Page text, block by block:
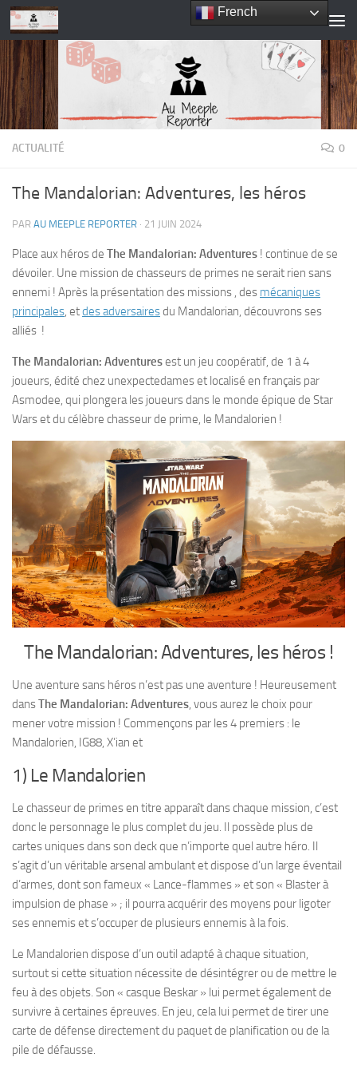
Skip to content
ACTUALITÉ 0
The Mandalorian: Adventures, les héros
PAR AU MEEPLE REPORTER · 21 JUIN 2024
Place aux héros de The Mandalorian: Adventures ! continue de se
dévoiler. Une mission de chasseurs de primes ne serait rien sans
ennemi ! Après la présentation des missions , des mécaniques
principales, etdes adversairesdu Mandalorian, découvrons ses
alliés !
The Mandalorian: Adventuresest un jeu coopératif, de 1 à 4
joueurs, édité chez unexpectedames et localisé en français par
Asmodee, qui plongera les joueurs dans le monde épique de Star
Wars et du célèbre chasseur de prime, le Mandalorien !
The Mandalorian: Adventures, les héros !
Une aventure sans héros n’est pas une aventure ! Heureusement
dansThe Mandalorian: Adventures, vous aurez le choix pour
mener votre mission ! Commençons par les 4 premiers : le
Mandalorien, IG88, X’ian et
1) Le Mandalorien
Le chasseur de primes en titre apparaît dans chaque mission, c’est
donc le personnage le plus complet du jeu. Il possède plus de
cartes uniques dans son deck que n’importe quel autre héro. Il
s’agit d’un véritable arsenal ambulant et dispose d’un large éventail
d’armes, dont son fameux « Lance-flammes » et son « Blaster à
impulsion de phase » ; il pourra acquérir des moyens pour ligoter
ses ennemis et s’occuper de plusieurs ennemis à la fois.
Le Mandalorien dispose d’un outil adapté à chaque situation,
surtout si cette situation nécessite de désintégrer ou de mettre le
feu à des objets. Son « casque Beskar » lui permet également de
survivre à certaines épreuves. En jeu, cela lui permet de tirer une
carte de défense directement du paquet de planification ou de la
pile de défausse.
French